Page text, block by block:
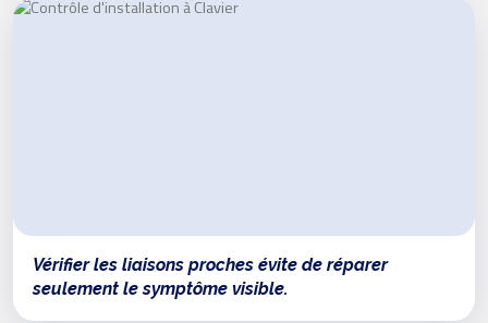
Vérifier les liaisons proches évite de réparer
seulement le symptôme visible.